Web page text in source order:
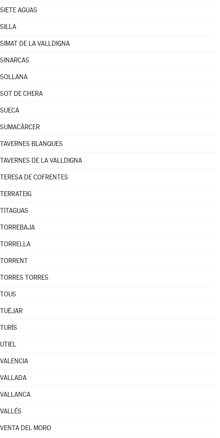
SIETE AGUAS
SILLA
SIMAT DE LA VALLDIGNA
SINARCAS
SOLLANA
SOT DE CHERA
SUECA
SUMACÀRCER
TAVERNES BLANQUES
TAVERNES DE LA VALLDIGNA
TERESA DE COFRENTES
TERRATEIG
TITAGUAS
TORREBAJA
TORRELLA
TORRENT
TORRES TORRES
TOUS
TUÉJAR
TURÍS
UTIEL
VALENCIA
VALLADA
VALLANCA
VALLÉS
VENTA DEL MORO